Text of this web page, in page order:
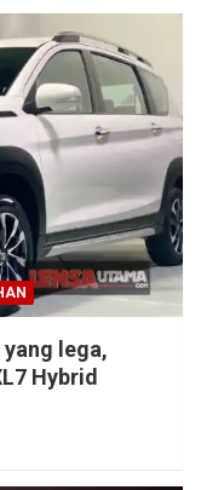
lega,
Hybrid